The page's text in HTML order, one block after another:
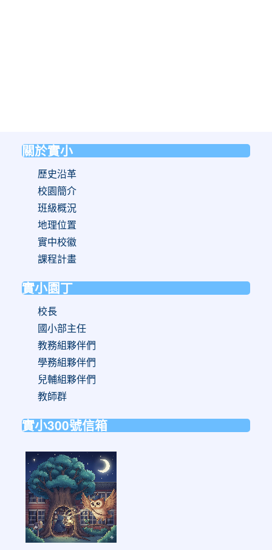
關於實小
歷史沿革
校園簡介
班級概況
地理位置
實中校徽
課程計畫
實小園丁
校長
國小部主任
教務組夥伴們
學務組夥伴們
兒輔組夥伴們
教師群
實小300號信箱
https://forms.gle/sb6qss7apF2uRjVc7